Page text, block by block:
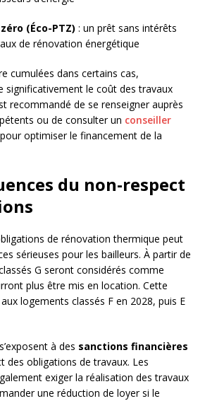
(Éco-PTZ) : un prêt sans intérêts
de rénovation énergétique
cumulées dans certains cas,
significativement le coût des travaux
recommandé de se renseigner auprès
ou de consulter un conseiller
pour optimiser le financement de la
du non-respect
de rénovation thermique peut
sérieuses pour les bailleurs. À partir de
G seront considérés comme
plus être mis en location. Cette
logements classés F en 2028, puis E
à des sanctions financières
des obligations de travaux. Les
exiger la réalisation des travaux
une réduction de loyer si le